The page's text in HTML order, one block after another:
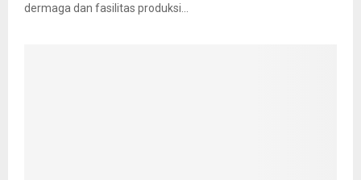
dermaga dan fasilitas produksi...